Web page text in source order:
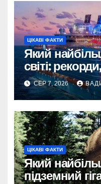
ЦІКАВІ ФАКТИ
Який
світі:
вимірювання
СЕР 7, 2026
ЦІКАВІ ФАКТИ
Який
підземний